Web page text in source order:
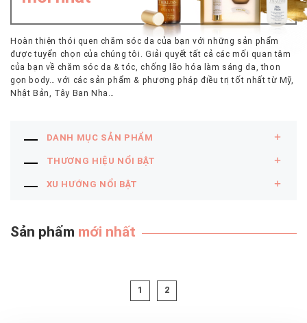
Hoàn thiện thói quen chăm sóc da của bạn với những sản phẩm
được tuyển chọn của chúng tôi. Giải quyết tất cả các mối quan tâm
của bạn về chăm sóc da & tóc, chống lão hóa làm sáng da, thon
gọn body… với các sản phẩm & phương pháp điều trị tốt nhất từ Mỹ,
Nhật Bản, Tây Ban Nha…
DANH MỤC SẢN PHẨM
THƯƠNG HIỆU NỔI BẬT
XU HƯỚNG NỔI BẬT
Sản phẩm mới nhất
1 2